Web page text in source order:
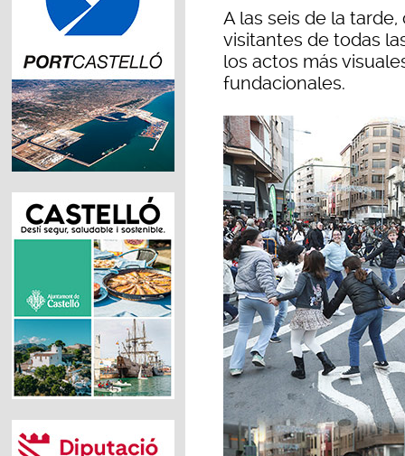
A las seis de la
visitantes de todas
los actos más
fundacionales.